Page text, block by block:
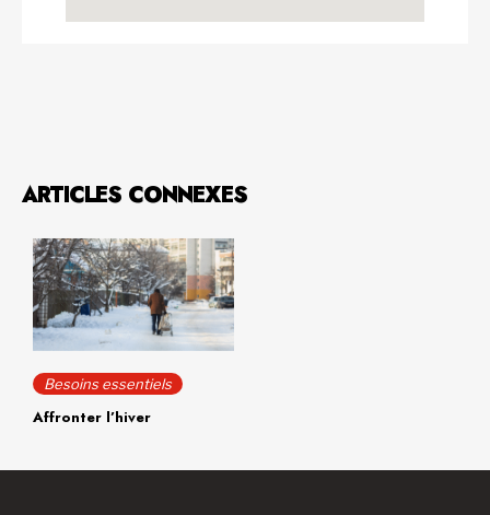
ARTICLES CONNEXES
Besoins essentiels
Affronter l’hiver